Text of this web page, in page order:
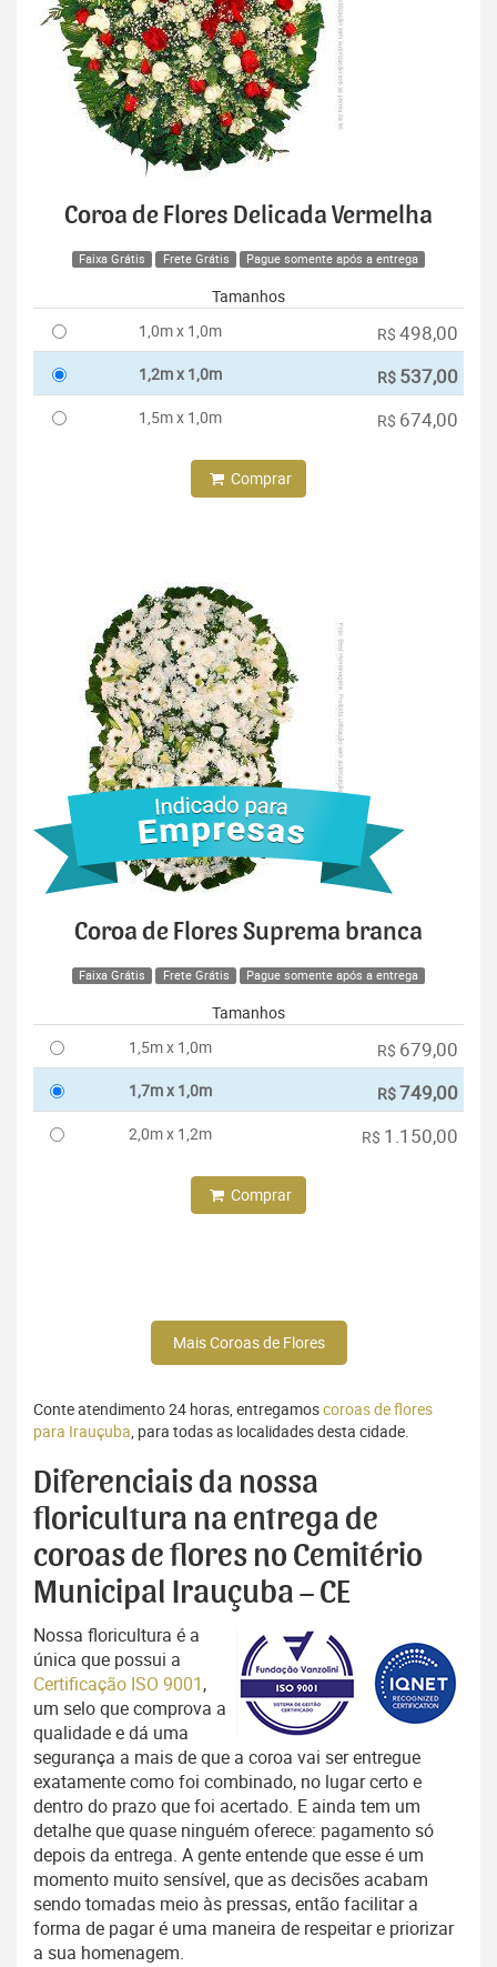
Coroa de Flores Delicada Vermelha
Faixa Grátis Frete Grátis Pague somente após a entrega
Tamanhos
1,0m x 1,0m
R$ 498,00
1,2m x 1,0m R$ 537,00
1,5m x 1,0m R$ 674,00
Comprar
Coroa de Flores Suprema branca
Faixa Grátis Frete Grátis Pague somente após a entrega
Tamanhos
1,5m x 1,0m
R$ 679,00
1,7m x 1,0m R$749,00
2,0m x 1,2m R$ 1.150,00
Comprar
Mais Coroas de Flores
Conte atendimento 24 horas, entregamoscoroas de flores
para Irauçuba, para todas as localidades desta cidade.
Diferenciais da nossa
floricultura na entrega de
coroas de flores no Cemitério
Municipal Irauçuba – CE
Nossa floricultura é a
única que possui a
Certificação ISO 9001,
um selo que comprova a
qualidade e dá uma
segurança a mais de que a coroa vai ser entregue
exatamente como foi combinado, no lugar certo e
dentro do prazo que foi acertado. E ainda tem um
detalhe que quase ninguém oferece: pagamento só
depois da entrega. A gente entende que esse é um
momento muito sensível, que as decisões acabam
sendo tomadas meio às pressas, então facilitar a
forma de pagar é uma maneira de respeitar e priorizar
a sua homenagem.